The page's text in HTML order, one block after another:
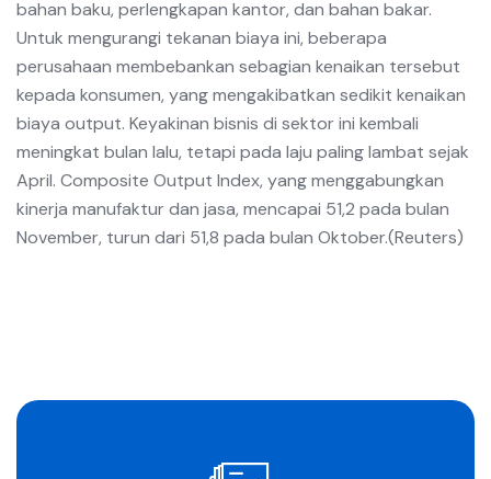
bahan baku, perlengkapan kantor, dan bahan bakar.
Untuk mengurangi tekanan biaya ini, beberapa
perusahaan membebankan sebagian kenaikan tersebut
kepada konsumen, yang mengakibatkan sedikit kenaikan
biaya output. Keyakinan bisnis di sektor ini kembali
meningkat bulan lalu, tetapi pada laju paling lambat sejak
April. Composite Output Index, yang menggabungkan
kinerja manufaktur dan jasa, mencapai 51,2 pada bulan
November, turun dari 51,8 pada bulan Oktober.(Reuters)